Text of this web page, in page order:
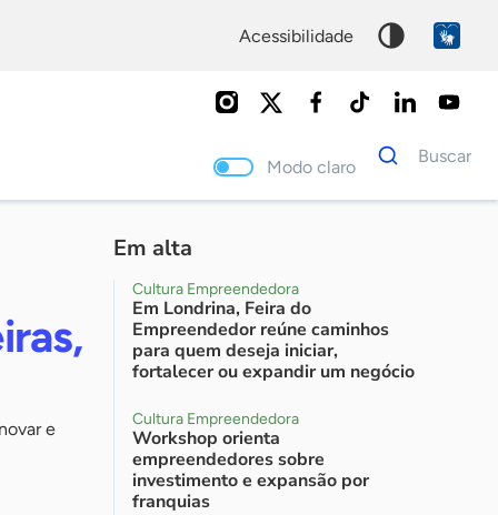
acessibilidade
Modo claro
Dados
para
Buscar
e
Em alta
Cultura Empreendedora
Em Londrina, Feira do
Empreendedor reúne caminhos
para quem deseja iniciar,
fortalecer ou expandir um negócio
Cultura Empreendedora
Workshop orienta
empreendedores sobre
investimento e expansão por
franquias